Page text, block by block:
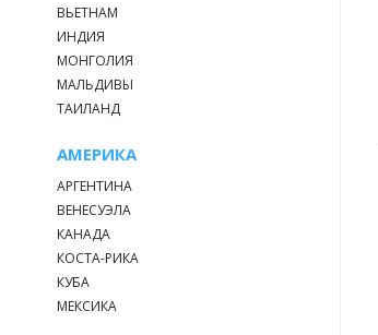
ВЬЕТНАМ
ИНДИЯ
МОНГОЛИЯ
МАЛЬДИВЫ
ТАИЛАНД
АМЕРИКА
АРГЕНТИНА
ВЕНЕСУЭЛА
КАНАДА
КОСТА-РИКА
КУБА
МЕКСИКА